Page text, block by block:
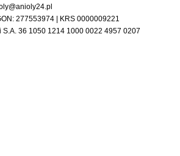
277553974 | KRS 0000009221
S.A. 36 1050 1214 1000 0022 4957 0207